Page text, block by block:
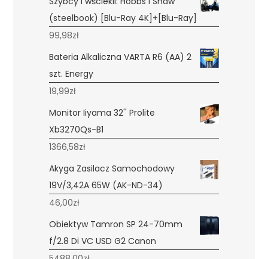
(steelbook) [Blu-Ray 4K]+[Blu-Ray]
99,98zł
Bateria Alkaliczna VARTA R6 (AA) 2
szt. Energy
19,99zł
Monitor Iiyama 32'' Prolite
Xb3270Qs-B1
1366,58zł
Akyga Zasilacz Samochodowy
19V/3,42A 65W (AK-ND-34)
46,00zł
Obiektyw Tamron SP 24-70mm
f/2.8 Di VC USD G2 Canon